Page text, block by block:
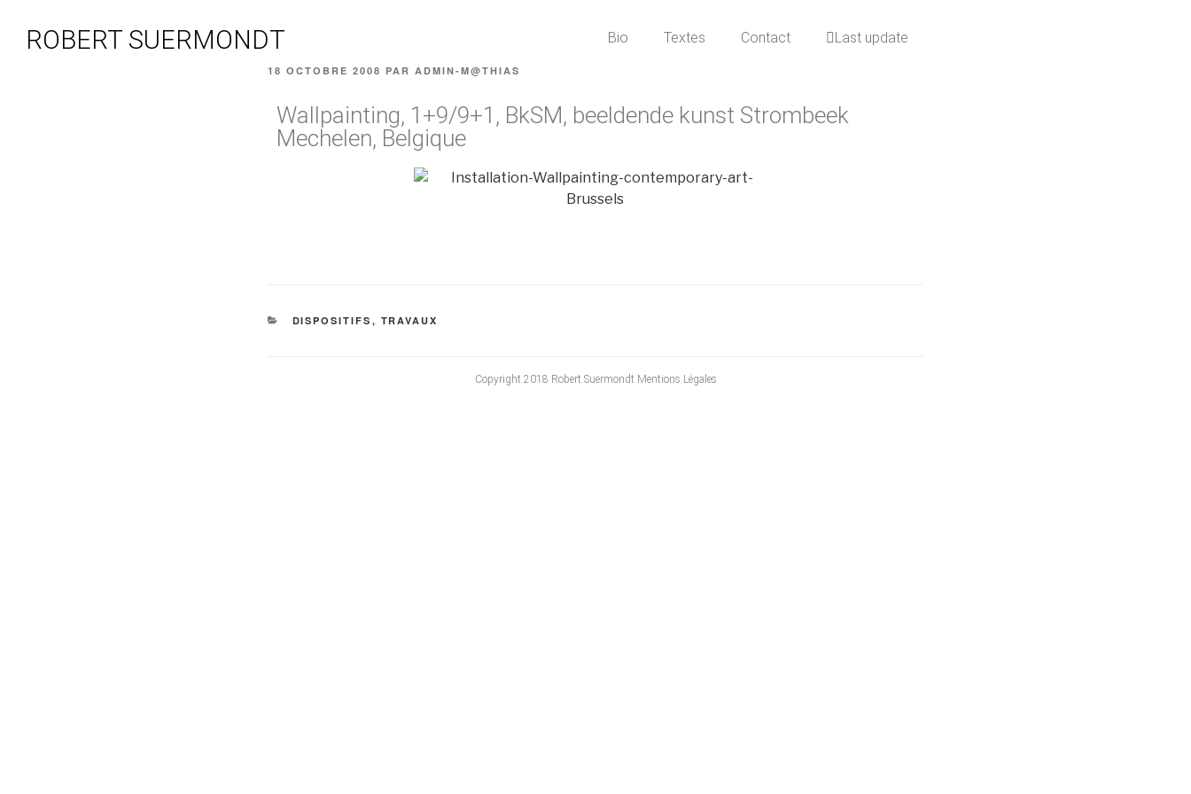
ROBERT SUERMONDT Bio Textes Contact Last update
18 OCTOBRE 2008 PAR ADMIN-M@THIAS
Wallpainting, 1+9/9+1, BkSM, beeldende kunst Strombeek
Mechelen, Belgique
DISPOSITIFS , TRAVAUX
Copyright 2018 Robert Suermondt Mentions Légales